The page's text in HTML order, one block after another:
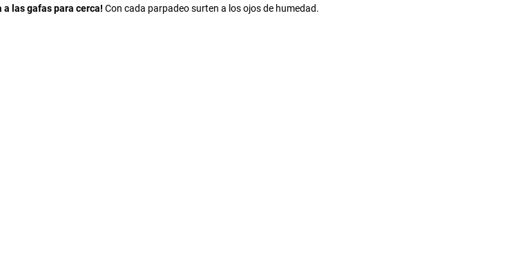
las gafas para cerca! Con cada parpadeo surten a los ojos de humedad.